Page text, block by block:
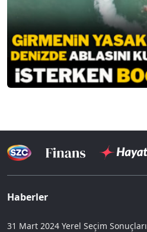
Haberler
31 Mart 2024 Yerel Seçim Sonuçları